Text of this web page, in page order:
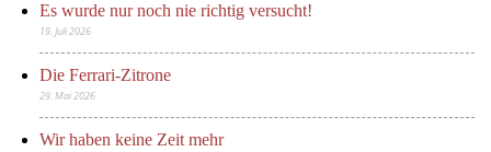
Es wurde nur noch nie richtig versucht!
19. Juli 2026
Die Ferrari-Zitrone
29. Mai 2026
Wir haben keine Zeit mehr